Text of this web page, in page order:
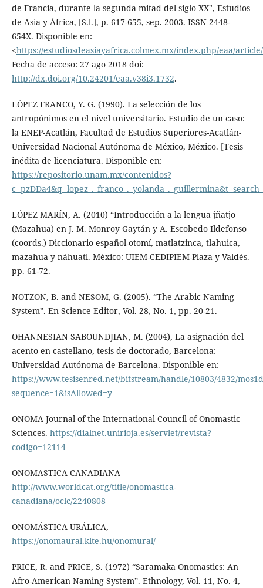
de Francia, durante la segunda mitad del siglo XX", Estudios
de Asia y África, [S.l.], p. 617-655, sep. 2003. ISSN 2448-
654X. Disponible en:
<https://estudiosdeasiayafrica.colmex.mx/index.php/eaa/
Fecha de acceso: 27 ago 2018 doi:
http://dx.doi.org/10.24201/eaa.v38i3.1732.
LÓPEZ FRANCO, Y. G. (1990). La selección de los
antropónimos en el nivel universitario. Estudio de un caso:
la ENEP-Acatlán, Facultad de Estudios Superiores-Acatlán-
Universidad Nacional Autónoma de México, México. [Tesis
inédita de licenciatura. Disponible en:
https://repositorio.unam.mx/contenidos?
LÓPEZ MARÍN, A. (2010) “Introducción a la lengua jñatjo
(Mazahua) en J. M. Monroy Gaytán y A. Escobedo Ildefonso
(coords.) Diccionario español-otomí, matlatzinca, tlahuica,
mazahua y náhuatl. México: UIEM-CEDIPIEM-Plaza y Valdés.
pp. 61-72.
NOTZON, B. and NESOM, G. (2005). “The Arabic Naming
System”. En Science Editor, Vol. 28, No. 1, pp. 20-21.
OHANNESIAN SABOUNDJIAN, M. (2004), La asignación del
acento en castellano, tesis de doctorado, Barcelona:
Universidad Autónoma de Barcelona. Disponible en:
https://www.tesisenred.net/bitstream/handle/10803/4832/
sequence=1&isAllowed=y
ONOMA Journal of the International Council of Onomastic
Sciences. https://dialnet.unirioja.es/servlet/revista?
codigo=12114
ONOMASTICA CANADIANA
http://www.worldcat.org/title/onomastica-
canadiana/oclc/2240808
ONOMÁSTICA URÁLICA,
https://onomaural.klte.hu/onomural/
PRICE, R. and PRICE, S. (1972) “Saramaka Onomastics: An
Afro-American Naming System”. Ethnology, Vol. 11, No. 4,